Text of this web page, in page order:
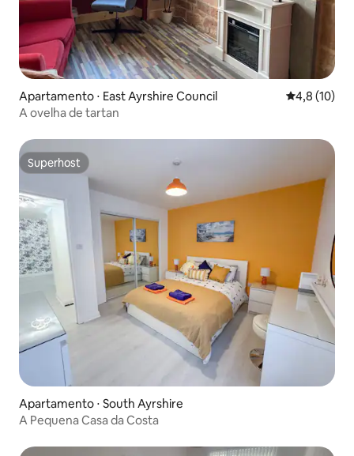
Apartamento ⋅ East Ayrshire Council 4,8 de uma
4,8 (10)
A ovelha de tartan
Superhost
Superhost
Apartamento ⋅ South Ayrshire
A Pequena Casa da Costa